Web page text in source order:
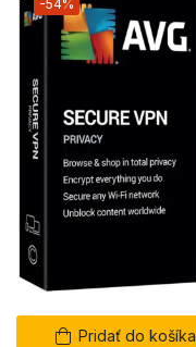
Pridať do košíka
-54%